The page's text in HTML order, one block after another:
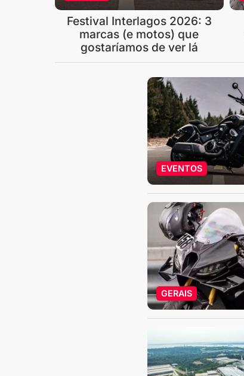
Festival Interlagos 2026: 3
marcas (e motos) que
gostaríamos de ver lá
EVENTOS
GERAIS